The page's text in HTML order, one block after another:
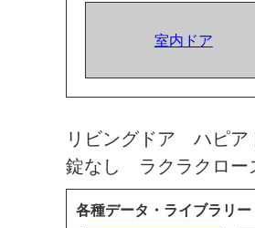
室内ドア
リビングドア ハピ
錠なし ラクラクロー
各種データ・ライブラリー